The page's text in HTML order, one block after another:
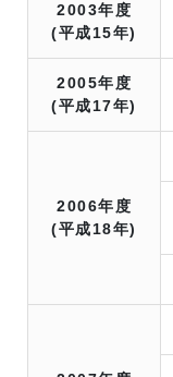
2003年度
(平成15年)
2005年度
(平成17年)
2006年度
(平成18年)